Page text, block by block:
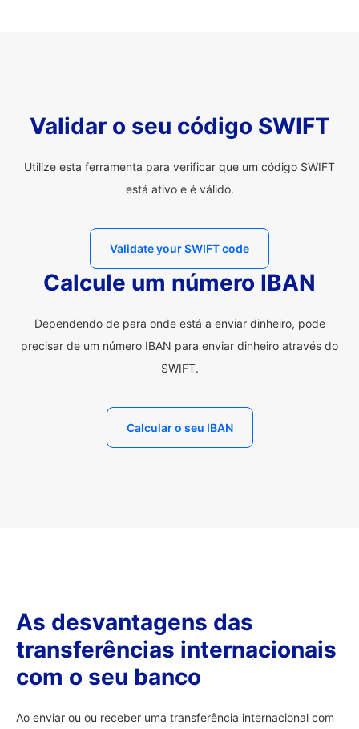
Validar o seu código SWIFT
Utilize esta ferramenta para verificar que um código SWIFT
está ativo e é válido.
Validate your SWIFT code
Calcule um número IBAN
Dependendo de para onde está a enviar dinheiro, pode
precisar de um número IBAN para enviar dinheiro através do
SWIFT.
Calcular o seu IBAN
As desvantagens das
transferências internacionais
com o seu banco
Ao enviar ou ou receber uma transferência internacional com